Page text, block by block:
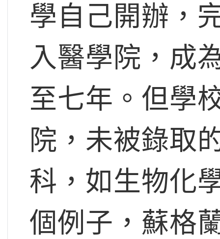
學自己開辦，
入醫學院，成
至七年。但學
院，未被錄取
科，如生物化
個例子，蘇格